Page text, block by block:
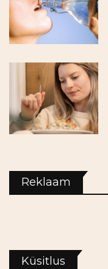
Reklaam
Küsitlus